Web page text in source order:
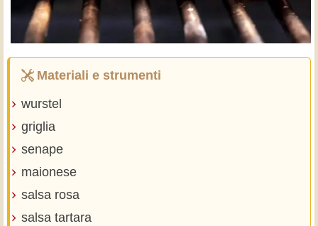
Materiali e strumenti
wurstel
griglia
senape
maionese
salsa rosa
salsa tartara